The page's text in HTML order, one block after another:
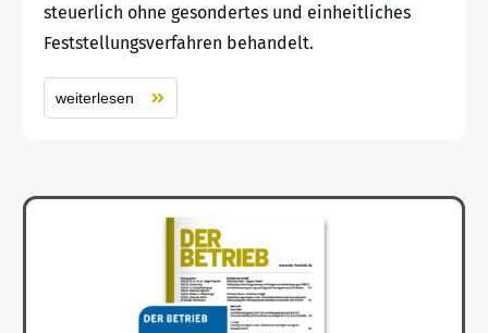
steuerlich ohne gesondertes und einheitliches
Feststellungsverfahren behandelt.
weiterlesen